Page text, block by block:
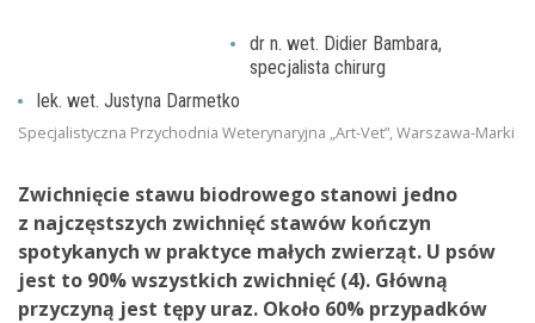
dr n. wet. Didier Bambara,
specjalista chirurg
lek. wet. Justyna Darmetko
Specjalistyczna Przychodnia Weterynaryjna „Art-Vet”, Warszawa-Marki
Zwichnięcie stawu biodrowego stanowi jedno
z najczęstszych zwichnięć stawów kończyn
spotykanych w praktyce małych zwierząt. U psów
jest to 90% wszystkich zwichnięć (4). Główną
przyczyną jest tępy uraz. Około 60% przypadków